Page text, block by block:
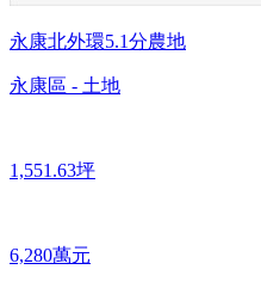
永康北外環5.1分農地
永康區 - 土地
1,551.63坪
6,280萬元